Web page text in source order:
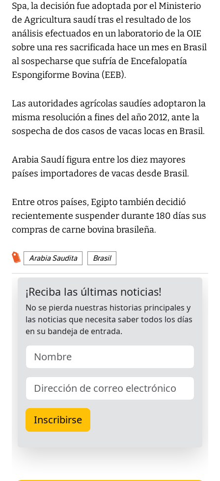
Spa, la decisión fue adoptada por el Ministerio
de Agricultura saudí tras el resultado de los
análisis efectuados en un laboratorio de la OIE
sobre una res sacrificada hace un mes en Brasil
al sospecharse que sufría de Encefalopatía
Espongiforme Bovina (EEB).
Las autoridades agrícolas saudíes adoptaron la
misma resolución a fines del año 2012, ante la
sospecha de dos casos de vacas locas en Brasil.
Arabia Saudí figura entre los diez mayores
países importadores de vacas desde Brasil.
Entre otros países, Egipto también decidió
recientemente suspender durante 180 días sus
compras de carne bovina brasileña.
Arabia Saudita Brasil